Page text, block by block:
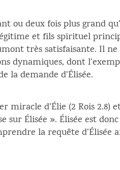
ou deux fois plus grand
et fils spirituel
très satisfaisante. Il
dynamiques, dont
la demande d’Élisée.
miracle d’Élie (2 Rois 2.8)
sur Élisée ». Élisée est
la requête